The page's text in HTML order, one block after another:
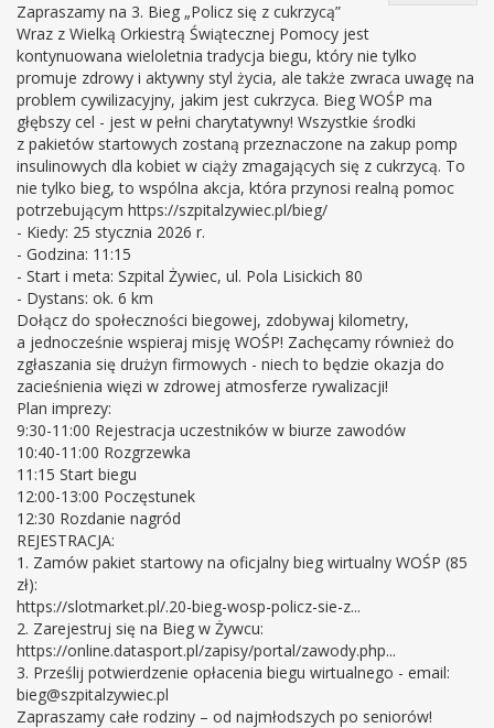
Zapraszamy na 3. Bieg „Policz się z cukrzycą”
Wraz z Wielką Orkiestrą Świątecznej Pomocy jest
kontynuowana wieloletnia tradycja biegu, który nie tylko
promuje zdrowy i aktywny styl życia, ale także zwraca uwagę na
problem cywilizacyjny, jakim jest cukrzyca. Bieg WOŚP ma
głębszy cel - jest w pełni charytatywny! Wszystkie środki
z pakietów startowych zostaną przeznaczone na zakup pomp
insulinowych dla kobiet w ciąży zmagających się z cukrzycą. To
nie tylko bieg, to wspólna akcja, która przynosi realną pomoc
potrzebującym https://szpitalzywiec.pl/bieg/
- Kiedy: 25 stycznia 2026 r.
- Godzina: 11:15
- Start i meta: Szpital Żywiec, ul. Pola Lisickich 80
- Dystans: ok. 6 km
Dołącz do społeczności biegowej, zdobywaj kilometry,
a jednocześnie wspieraj misję WOŚP! Zachęcamy również do
zgłaszania się drużyn firmowych - niech to będzie okazja do
zacieśnienia więzi w zdrowej atmosferze rywalizacji!
Plan imprezy:
9:30-11:00 Rejestracja uczestników w biurze zawodów
10:40-11:00 Rozgrzewka
11:15 Start biegu
12:00-13:00 Poczęstunek
12:30 Rozdanie nagród
REJESTRACJA:
1. Zamów pakiet startowy na oficjalny bieg wirtualny WOŚP (85
zł):
https://slotmarket.pl/.20-bieg-wosp-policz-sie-z...
2. Zarejestruj się na Bieg w Żywcu:
https://online.datasport.pl/zapisy/portal/zawody.php...
3. Prześlij potwierdzenie opłacenia biegu wirtualnego - email:
bieg@szpitalzywiec.pl
Zapraszamy całe rodziny – od najmłodszych po seniorów!